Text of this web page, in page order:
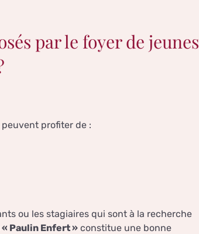
par le foyer de jeunes
profiter de :
ou les stagiaires qui sont à la recherche
Paulin Enfert » constitue une bonne